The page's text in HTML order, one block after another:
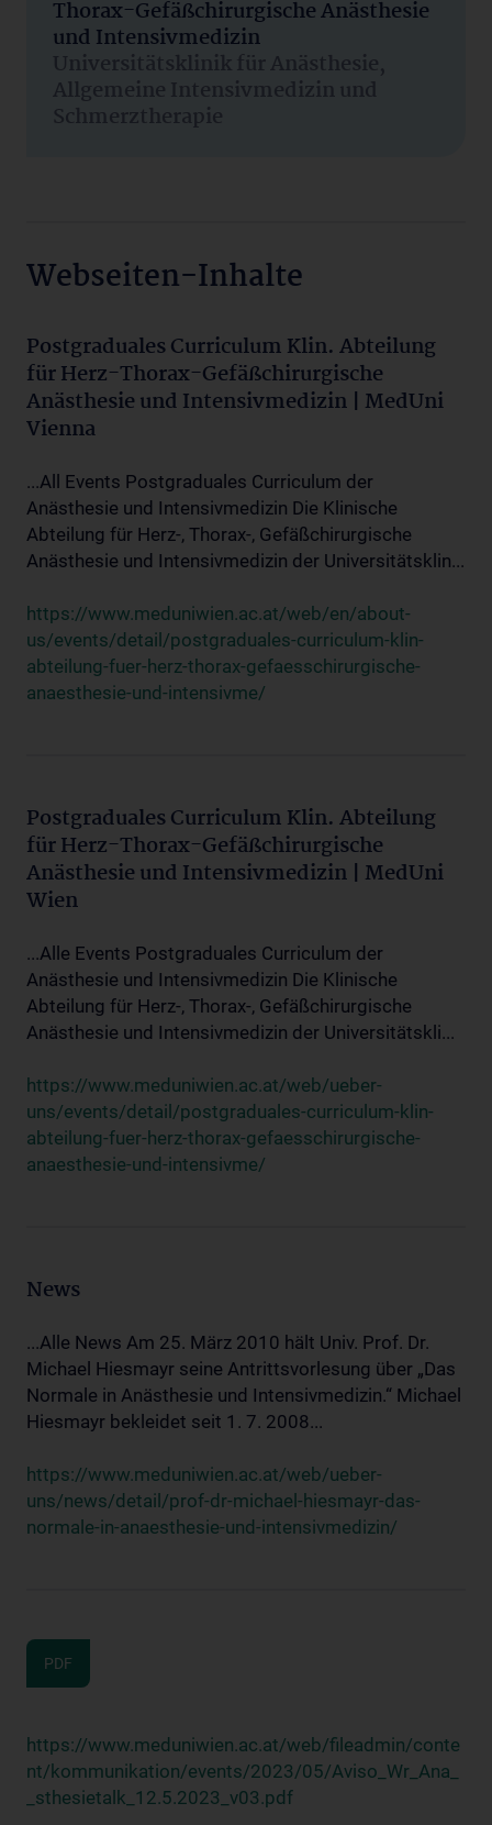
Thorax-Gefäßchirurgische Anästhesie
und Intensivmedizin
Universitätsklinik für Anästhesie,
Allgemeine Intensivmedizin und
Schmerztherapie
Webseiten-Inhalte
Postgraduales Curriculum Klin. Abteilung
für Herz-Thorax-Gefäßchirurgische
Anästhesie und Intensivmedizin | MedUni
Vienna
...All Events Postgraduales Curriculum der
Anästhesie und Intensivmedizin Die Klinische
Abteilung für Herz-, Thorax-, Gefäßchirurgische
Anästhesie und Intensivmedizin der Universitätsklin...
https://www.meduniwien.ac.at/web/en/about-
us/events/detail/postgraduales-curriculum-klin-
abteilung-fuer-herz-thorax-gefaesschirurgische-
anaesthesie-und-intensivme/
Postgraduales Curriculum Klin. Abteilung
für Herz-Thorax-Gefäßchirurgische
Anästhesie und Intensivmedizin | MedUni
Wien
...Alle Events Postgraduales Curriculum der
Anästhesie und Intensivmedizin Die Klinische
Abteilung für Herz-, Thorax-, Gefäßchirurgische
Anästhesie und Intensivmedizin der Universitätskli...
https://www.meduniwien.ac.at/web/ueber-
uns/events/detail/postgraduales-curriculum-klin-
abteilung-fuer-herz-thorax-gefaesschirurgische-
anaesthesie-und-intensivme/
News
...Alle News Am 25. März 2010 hält Univ. Prof. Dr.
Michael Hiesmayr seine Antrittsvorlesung über „Das
Normale in Anästhesie und Intensivmedizin.“ Michael
Hiesmayr bekleidet seit 1. 7. 2008...
https://www.meduniwien.ac.at/web/ueber-
uns/news/detail/prof-dr-michael-hiesmayr-das-
normale-in-anaesthesie-und-intensivmedizin/
PDF
https://www.meduniwien.ac.at/web/fileadmin/conte
nt/kommunikation/events/2023/05/Aviso_Wr_Ana_
_sthesietalk_12.5.2023_v03.pdf